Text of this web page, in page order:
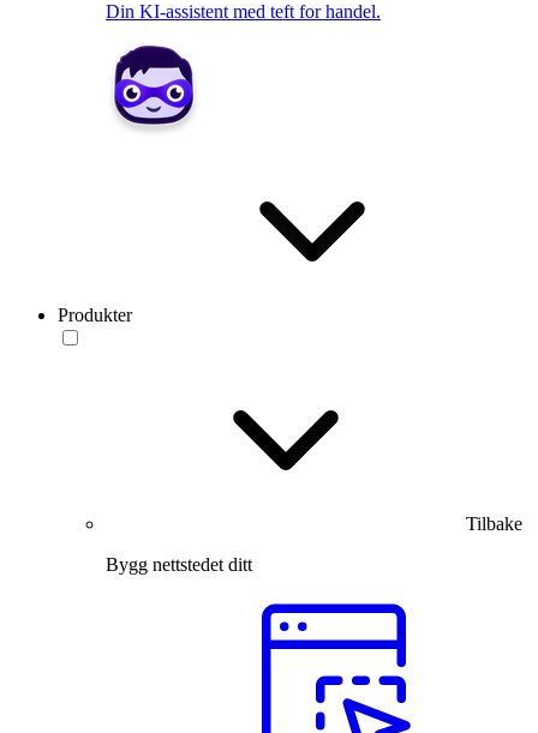
Din KI-assistent med teft for handel.
Produkter
Tilbake
Bygg nettstedet ditt